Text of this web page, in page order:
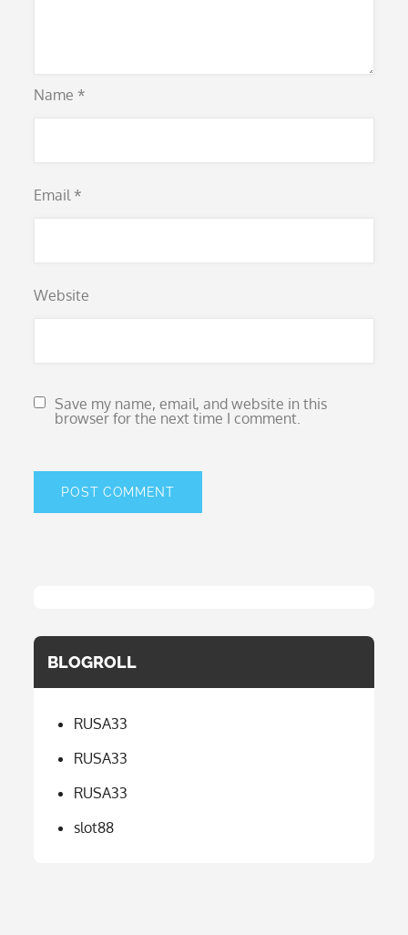
Name *
Email *
Website
Save my name, email, and website in this
browser for the next time I comment.
BLOGROLL
RUSA33
RUSA33
RUSA33
slot88